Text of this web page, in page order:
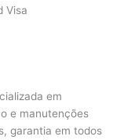
Visa
em
e manutenções
garantia em todos